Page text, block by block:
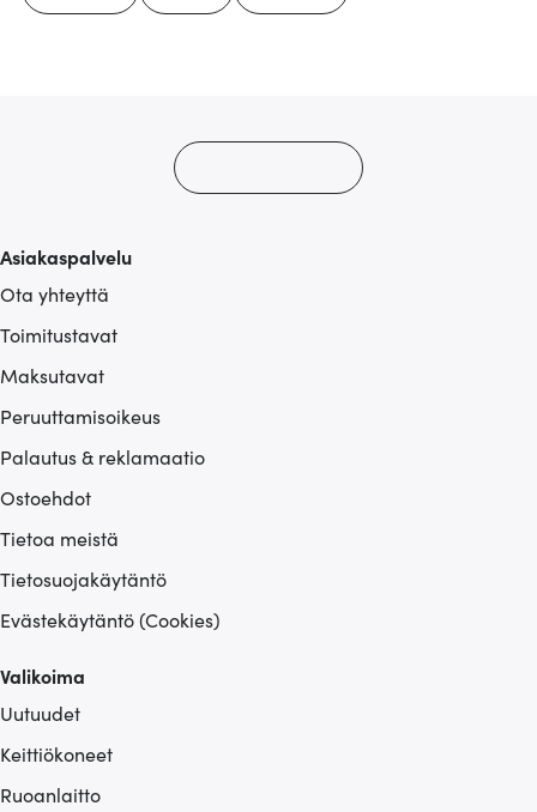
Asiakaspalvelu
Ota yhteyttä
Toimitustavat
Maksutavat
Peruuttamisoikeus
Palautus & reklamaatio
Ostoehdot
Tietoa meistä
Tietosuojakäytäntö
Evästekäytäntö (Cookies)
Valikoima
Uutuudet
Keittiökoneet
Ruoanlaitto